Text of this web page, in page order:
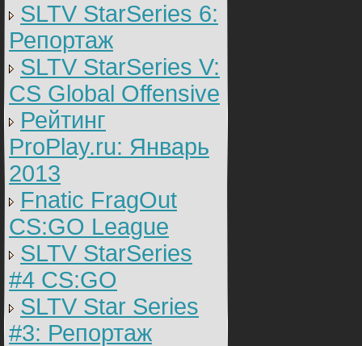
SLTV StarSeries 6:
Репортаж
SLTV StarSeries V:
CS Global Offensive
Рейтинг
ProPlay.ru: Январь
2013
Fnatic FragOut
CS:GO League
SLTV StarSeries
#4 CS:GO
SLTV Star Series
#3: Репортаж